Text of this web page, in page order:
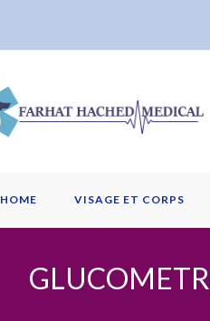
HOME VISAGE ET CORPS